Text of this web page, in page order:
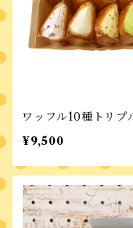
ワッフル10種トリ
¥9,500